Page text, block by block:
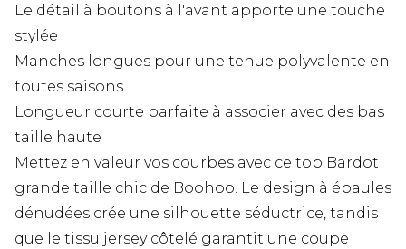
Le détail à boutons à l'avant apporte une touche
stylée
Manches longues pour une tenue polyvalente en
toutes saisons
Longueur courte parfaite à associer avec des bas
taille haute
Mettez en valeur vos courbes avec ce top Bardot
grande taille chic de Boohoo. Le design à épaules
dénudées crée une silhouette séductrice, tandis
que le tissu jersey côtelé garantit une coupe